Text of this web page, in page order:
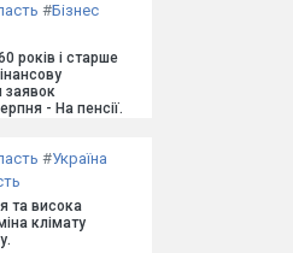
#Бізнес
років і старше
заявок
- На пенсії.
#Україна
та висока
клімату